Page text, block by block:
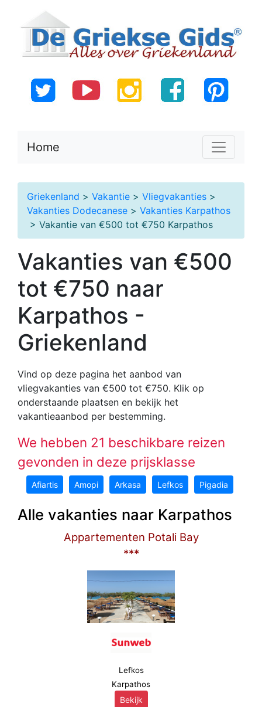
Home
Griekenland > Vakantie > Vliegvakanties >
Vakanties Dodecanese > Vakanties Karpathos
> Vakantie van €500 tot €750 Karpathos
Vakanties van €500
tot €750 naar
Karpathos -
Griekenland
Vind op deze pagina het aanbod van
vliegvakanties van €500 tot €750. Klik op
onderstaande plaatsen en bekijk het
vakantieaanbod per bestemming.
We hebben 21 beschikbare reizen
gevonden in deze prijsklasse
Afiartis Amopi Arkasa Lefkos Pigadia
Alle vakanties naar Karpathos
Appartementen Potali Bay
***
Lefkos
Karpathos
Bekijk